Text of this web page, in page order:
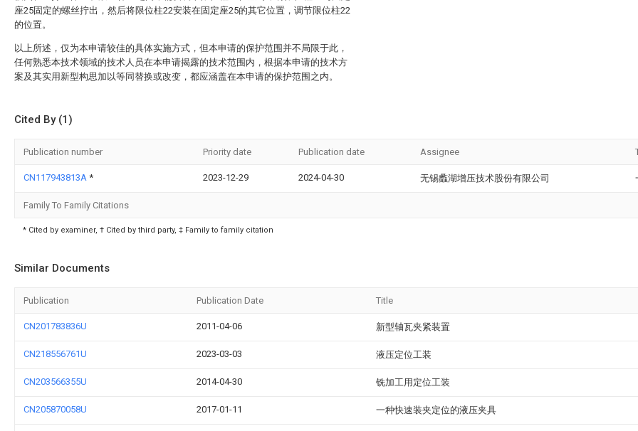
座25固定的螺丝拧出，然后将限位柱22安装在固定座25的其它位置，调节限位柱22
的位置。
以上所述，仅为本申请较佳的具体实施方式，但本申请的保护范围并不局限于此，
任何熟悉本技术领域的技术人员在本申请揭露的技术范围内，根据本申请的技术方
案及其实用新型构思加以等同替换或改变，都应涵盖在本申请的保护范围之内。
Cited By (1)
Publication number Priority date Publication date Assignee
CN117943813A * 2023-12-29 2024-04-30 无锡蠡湖增压技术股份有限公司
Family To Family Citations
* Cited by examiner, † Cited by third party, ‡ Family to family citation
Similar Documents
Publication Publication Date Title
CN201783836U 2011-04-06 新型轴瓦夹紧装置
CN218556761U 2023-03-03 液压定位工装
CN203566355U 2014-04-30 铣加工用定位工装
CN205870058U 2017-01-11 一种快速装夹定位的液压夹具